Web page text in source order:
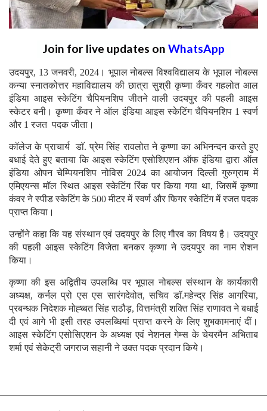
Join for live updates on WhatsApp
उदयपुर, 13 जनवरी, 2024। भूपाल नोबल्स विश्वविद्यालय के भूपाल नोबल्स
कन्या स्नातकोत्तर महाविद्यालय की छात्रा सुश्री कृष्णा कँवर गहलोत आल
इंडिया आइस स्केटिंग चैपियनशिप जीतने वाली उदयपुर की पहली आइस
स्केटर बनी। कृष्णा कँवर ने ऑल इंडिया आइस स्केटिंग चैपियनशिप 1 स्वर्ण
और 1 रजत पदक जीता।
कॉलेज के प्राचार्य डाॅ. प्रेम सिंह रावलोत ने कृष्णा का अभिनन्दन करते हुए
बधाई देते हुए बताया कि आइस स्केटिंग एसोशिएशन ऑफ इंडिया द्वारा ऑल
इंडिया ओपन चेम्पियनशिप नोविस 2024 का आयोजन दिल्ली गुरुग्राम में
एमिएयन्स मॉल स्थित आइस स्केटिंग रिंक पर किया गया था, जिसमें कृष्णा
कंवर ने स्पीड स्केटिंग के 500 मीटर में स्वर्ण और फिगर स्केटिंग में रजत पदक
प्राप्त किया।
उन्होंने कहा कि यह संस्थान एवं उदयपुर के लिए गौरव का विषय है। उदयपुर
की पहली आइस स्केटिंग विजेता बनकर कृष्णा ने उदयपुर का नाम रोशन
किया।
कृष्णा की इस अद्वितीय उपलब्धि पर भूपाल नोबल्स संस्थान के कार्यकारी
अध्यक्ष, कर्नल प्रो एस एस सारंगदेवोत, सचिव डाॅ.महेन्द्र सिंह आगरिया,
प्रबन्धक निदेशक मोह्ब्बत सिंह राठौड़, वित्तमंत्री शक्ति सिंह राणावत ने बधाई
दी एवं आगे भी इसी तरह उपलब्धियां प्राप्त करने के लिए शुभकामनाएं दीं।
आइस स्केटिंग एसोसिएशन के अध्यक्ष एवं नेशनल गेम्स के चेयरमैन अभिताब
शर्मा एवं सेकेट्री जगराज सहानी ने उक्त पदक प्रदान किये।